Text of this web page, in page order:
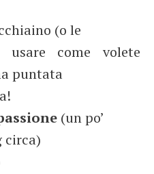
(o le
come volete
puntata
(un po’
circa)